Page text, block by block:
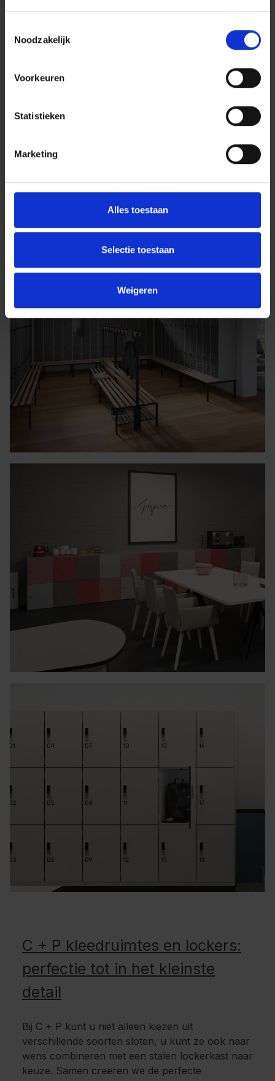
Noodzakelijk
Voorkeuren
Statistieken
Marketing
Alles toestaan
Selectie toestaan
Weigeren
C + P kleedruimtes en lockers:
perfectie tot in het kleinste
detail
Bij C + P kunt u niet alleen kiezen uit
verschillende soorten sloten, u kunt ze ook naar
wens combineren met een stalen lockerkast naar
keuze. Samen creëren we de perfecte